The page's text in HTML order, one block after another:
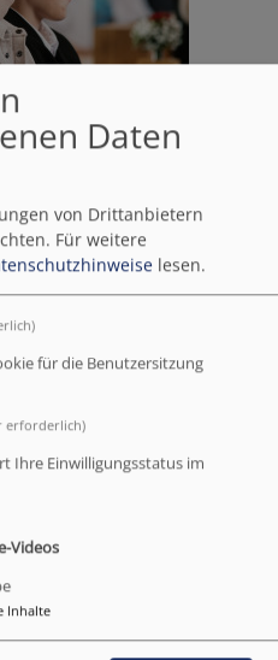
Daten
von Drittanbietern
Für weitere
lesen.
für die Benutzersitzung
erforderlich)
Ihre Einwilligungsstatus im
Videos
Inhalte